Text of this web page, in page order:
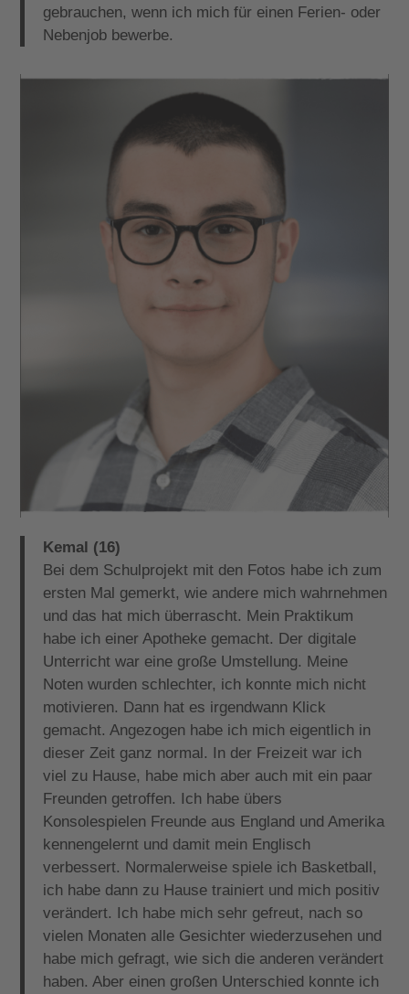
gebrauchen, wenn ich mich für einen Ferien- oder
Nebenjob bewerbe.
Kemal (16)
Bei dem Schulprojekt mit den Fotos habe ich zum
ersten Mal gemerkt, wie andere mich wahrnehmen
und das hat mich überrascht. Mein Praktikum
habe ich einer Apotheke gemacht. Der digitale
Unterricht war eine große Umstellung. Meine
Noten wurden schlechter, ich konnte mich nicht
motivieren. Dann hat es irgendwann Klick
gemacht. Angezogen habe ich mich eigentlich in
dieser Zeit ganz normal. In der Freizeit war ich
viel zu Hause, habe mich aber auch mit ein paar
Freunden getroffen. Ich habe übers
Konsolespielen Freunde aus England und Amerika
kennengelernt und damit mein Englisch
verbessert. Normalerweise spiele ich Basketball,
ich habe dann zu Hause trainiert und mich positiv
verändert. Ich habe mich sehr gefreut, nach so
vielen Monaten alle Gesichter wiederzusehen und
habe mich gefragt, wie sich die anderen verändert
haben. Aber einen großen Unterschied konnte ich